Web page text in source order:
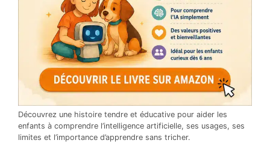
Découvrez une histoire tendre et éducative pour aider les
enfants à comprendre l’intelligence artificielle, ses usages, ses
limites et l’importance d’apprendre sans tricher.